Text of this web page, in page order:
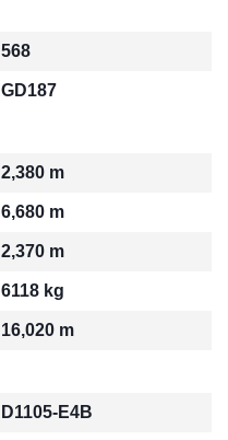
568
GD187
2,380 m
6,680 m
2,370 m
6118 kg
16,020 m
D1105-E4B